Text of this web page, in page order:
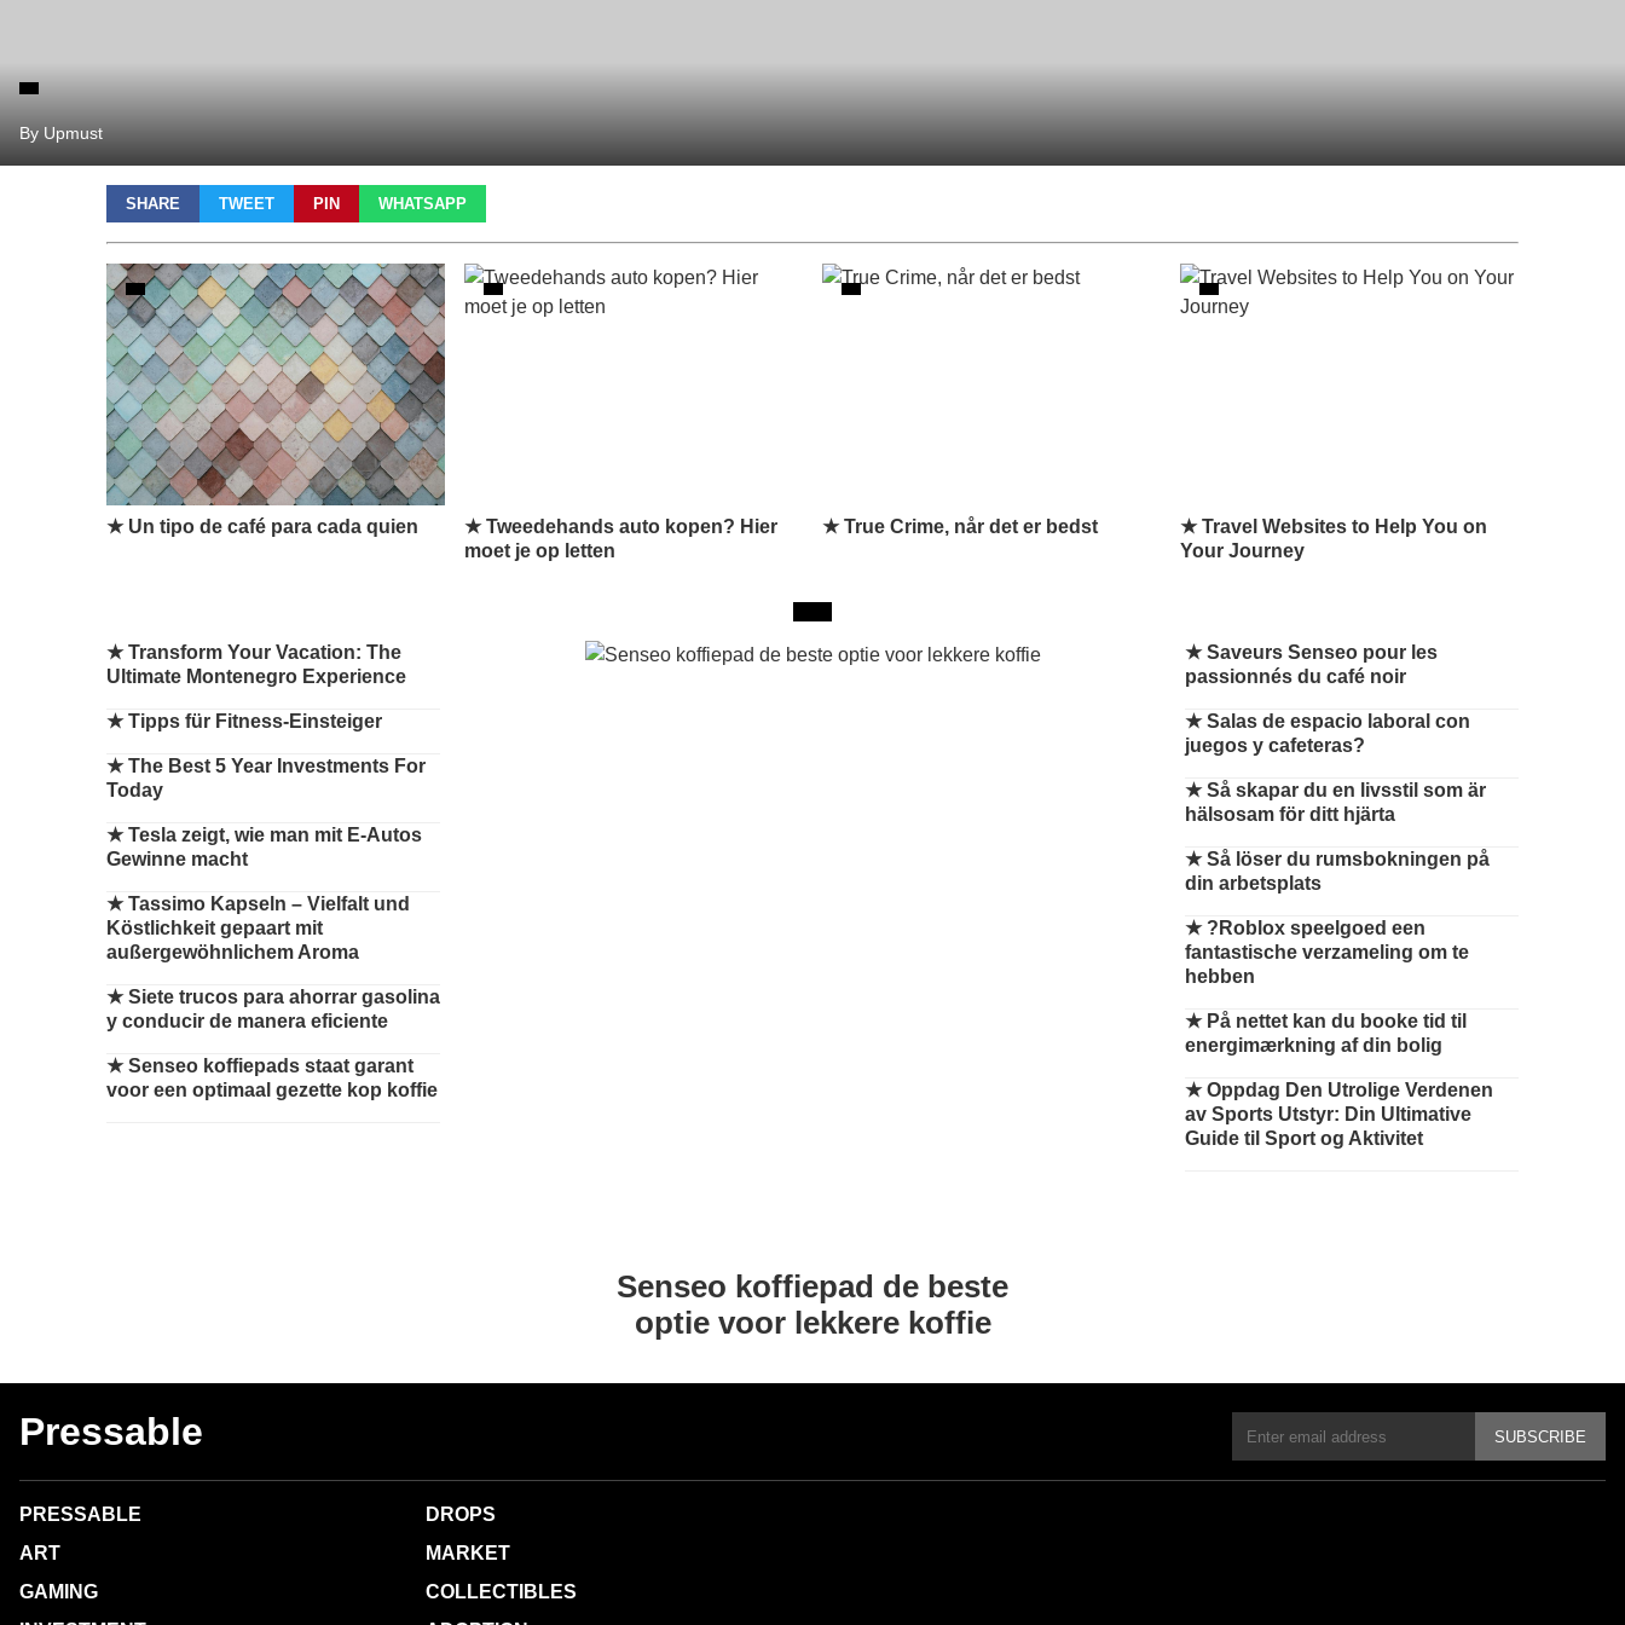
By Upmust
SHARE TWEET PIN WHATSAPP
★ Un tipo de café para cada quien
★ Tweedehands auto kopen? Hier
moet je op letten
★ True Crime, når det er bedst
★ Travel Websites to Help You on
Your Journey
★Transform Your Vacation: The
Ultimate Montenegro Experience
★Tipps für Fitness-Einsteiger
★The Best 5 Year Investments For
Today
★Tesla zeigt, wie man mit E-Autos
Gewinne macht
★Tassimo Kapseln – Vielfalt und
Köstlichkeit gepaart mit
außergewöhnlichem Aroma
★Siete trucos para ahorrar gasolina
y conducir de manera eficiente
★Senseo koffiepads staat garant
voor een optimaal gezette kop koffie
Senseo koffiepad de beste
optie voor lekkere koffie
★Saveurs Senseo pour les
passionnés du café noir
★Salas de espacio laboral con
juegos y cafeteras?
★Så skapar du en livsstil som är
hälsosam för ditt hjärta
★Så löser du rumsbokningen på
din arbetsplats
★ ?Roblox speelgoed een
fantastische verzameling om te
hebben
★ På nettet kan du booke tid til
energimærkning af din bolig
★Oppdag Den Utrolige Verdenen
av Sports Utstyr: Din Ultimative
Guide til Sport og Aktivitet
Pressable SUBSCRIBE
PRESSABLE
ART
GAMING
DROPS
MARKET
COLLECTIBLES